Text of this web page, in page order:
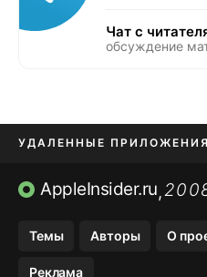
Чат с
обсуждение
УДАЛЕННЫЕ ПРИЛОЖЕНИЯ
ПРИЛОЖЕНИЯ БЕЗ APP
AppleInsider.ru,
Темы Авторы О
Реклама